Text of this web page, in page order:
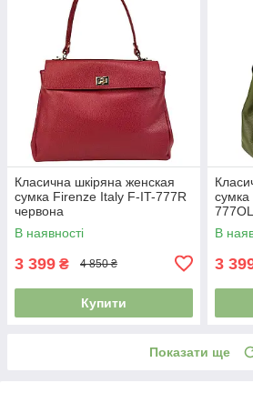
Класична шкіряна женская
сумка Firenze Italy F-IT-777R
червона
В наявності
3 399 ₴ 4 850 ₴
Купити
В
3
Показати ще